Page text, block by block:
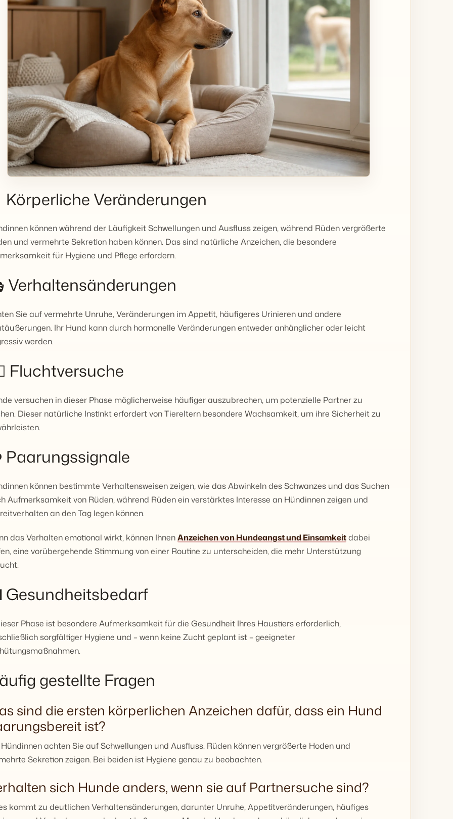
Körperliche Veränderungen
können während der Läufigkeit Schwellungen und Ausfluss zeigen, während Rüden vergrößerte
und vermehrte Sekretion haben können. Das sind natürliche Anzeichen, die besondere
für Hygiene und Pflege erfordern.
Verhaltensänderungen
Sie auf vermehrte Unruhe, Veränderungen im Appetit, häufigeres Urinieren und andere
Ihr Hund kann durch hormonelle Veränderungen entweder anhänglicher oder leicht
werden.
Fluchtversuche
versuchen in dieser Phase möglicherweise häufiger auszubrechen, um potenzielle Partner zu
Dieser natürliche Instinkt erfordert von Tiereltern besondere Wachsamkeit, um ihre Sicherheit zu
können bestimmte Verhaltensweisen zeigen, wie das Abwinkeln des Schwanzes und das Suchen
Aufmerksamkeit von Rüden, während Rüden ein verstärktes Interesse an Hündinnen zeigen und
an den Tag legen können.
das Verhalten emotional wirkt, können IhnenAnzeichen von Hundeangst und Einsamkeitdabei
eine vorübergehende Stimmung von einer Routine zu unterscheiden, die mehr Unterstützung
Gesundheitsbedarf
Phase ist besondere Aufmerksamkeit für die Gesundheit Ihres Haustiers erforderlich,
sorgfältiger Hygiene und – wenn keine Zucht geplant ist – geeigneter
gestellte Fragen
sind die ersten körperlichen Anzeichen dafür, dass ein Hund
ist?
achten Sie auf Schwellungen und Ausfluss. Rüden können vergrößerte Hoden und
Sekretion zeigen. Bei beiden ist Hygiene genau zu beobachten.
sich Hunde anders, wenn sie auf Partnersuche sind?
kommt zu deutlichen Verhaltensänderungen, darunter Unruhe, Appetitveränderungen, häufiges